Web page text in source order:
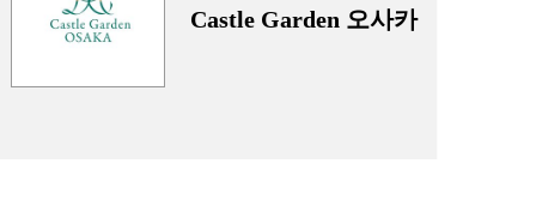
Castle Garden 오사카